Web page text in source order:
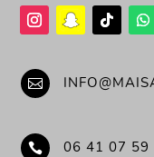

 06 41 07 59